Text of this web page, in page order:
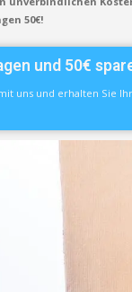
50€!
und 50€
uns und erhalten Sie